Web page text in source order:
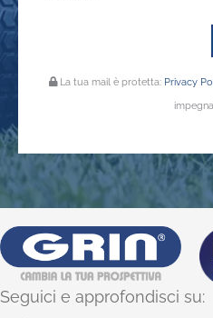
La tua mail è protetta: Privacy
Seguici e approfondisci su: